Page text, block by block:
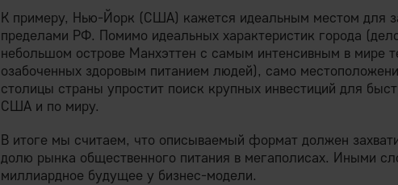
К примеру, Нью-Йорк (США) кажется идеальным местом для
пределами РФ. Помимо идеальных характеристик города
небольшом острове Манхэттен с самым интенсивным в мире
озабоченных здоровым питанием людей), само
столицы страны упростит поиск крупных инвестиций для
США и по миру.
В итоге мы считаем, что описываемый формат должен
долю рынка общественного питания в мегаполисах. Иными
миллиардное будущее у бизнес-модели.